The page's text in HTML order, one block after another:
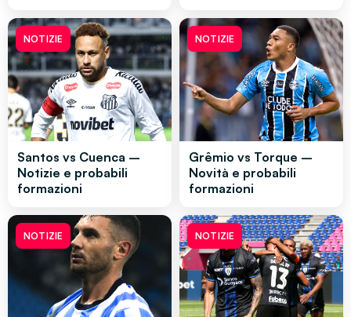
NOTIZIE
Santos vs Cuenca –
Notizie e probabili
formazioni
NOTIZIE
Grêmio vs Torque –
Novità e probabili
formazioni
NOTIZIE NOTIZIE